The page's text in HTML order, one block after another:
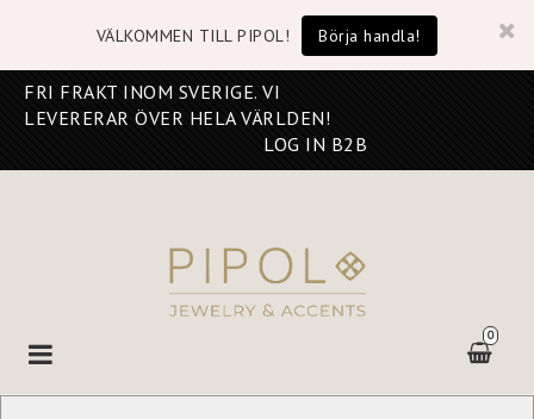
VÄLKOMMEN TILL PIPOL! Börja handla!
FRI FRAKT INOM SVERIGE. VI
LEVERERAR ÖVER HELA VÄRLDEN!
LOG IN B2B
0
Toggle
navigation